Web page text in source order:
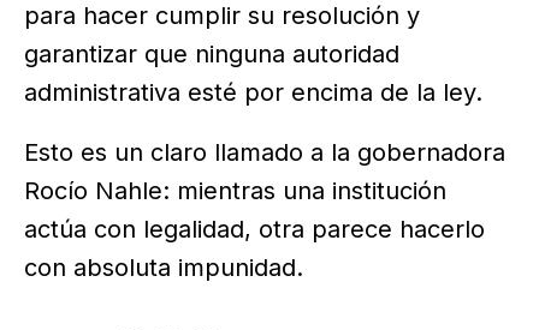
para hacer cumplir su resolución y
garantizar que ninguna autoridad
administrativa esté por encima de la ley.
Esto es un claro llamado a la gobernadora
Rocío Nahle: mientras una institución
actúa con legalidad, otra parece hacerlo
con absoluta impunidad.